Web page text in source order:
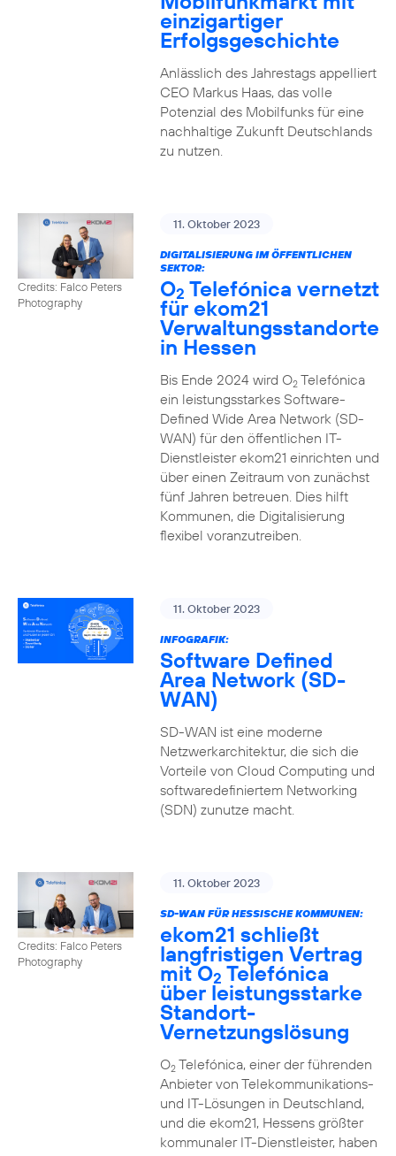
einzigartiger
Erfolgsgeschichte
Anlässlich des Jahrestags appelliert
CEO Markus Haas, das volle
Potenzial des Mobilfunks für eine
nachhaltige Zukunft Deutschlands
zu nutzen.
Credits: Falco Peters
Photography
11. Oktober 2023
DIGITALISIERUNG IM ÖFFENTLICHEN
SEKTOR:
O2 Telefónica vernetzt
für ekom21
Verwaltungsstandorte
in Hessen
Bis Ende 2024 wird O2Telefónica
ein leistungsstarkes Software-
Defined Wide Area Network (SD-
WAN) für den öffentlichen IT-
Dienstleister ekom21 einrichten und
über einen Zeitraum von zunächst
fünf Jahren betreuen. Dies hilft
Kommunen, die Digitalisierung
flexibel voranzutreiben.
11. Oktober 2023
INFOGRAFIK:
Software Defined
Area Network (SD-
WAN)
SD-WAN ist eine moderne
Netzwerkarchitektur, die sich die
Vorteile von Cloud Computing und
softwaredefiniertem Networking
(SDN) zunutze macht.
Credits: Falco Peters
Photography
11. Oktober 2023
SD-WAN FÜR HESSISCHE KOMMUNEN:
ekom21 schließt
langfristigen Vertrag
mit O2 Telefónica
über leistungsstarke
Standort-
Vernetzungslösung
O2Telefónica, einer der führenden
Anbieter von Telekommunikations-
und IT-Lösungen in Deutschland,
und die ekom21, Hessens größter
kommunaler IT-Dienstleister, haben